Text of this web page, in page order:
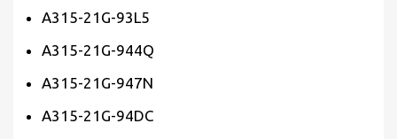
A315-21G-93L5
A315-21G-944Q
A315-21G-947N
A315-21G-94DC